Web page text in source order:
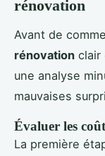
rénovation
Avant de
rénovation clair
une analyse
mauvaises
Évaluer les
La première